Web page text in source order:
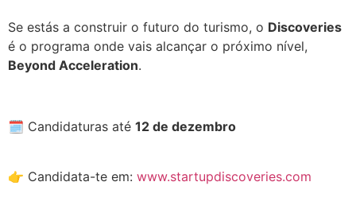
Se estás a construir o futuro do turismo, o Discoveries
é o programa onde vais alcançar o próximo nível,
Beyond Acceleration.
🗓️ Candidaturas até 12 de dezembro
👉 Candidata-te em: www.startupdiscoveries.com